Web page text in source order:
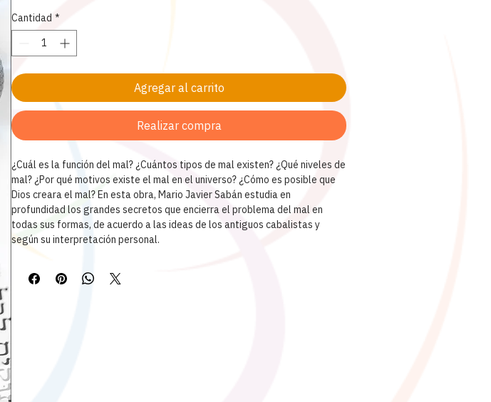
Cantidad *
Agregar al carrito
Realizar compra
¿Cuál es la función del mal? ¿Cuántos tipos de mal existen? ¿Qué niveles de
mal? ¿Por qué motivos existe el mal en el universo? ¿Cómo es posible que
Dios creara el mal? En esta obra, Mario Javier Sabán estudia en
profundidad los grandes secretos que encierra el problema del mal en
todas sus formas, de acuerdo a las ideas de los antiguos cabalistas y
según su interpretación personal.